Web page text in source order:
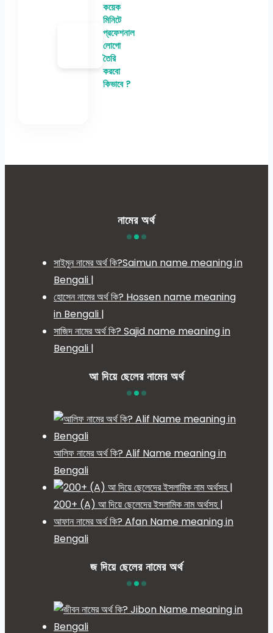
কয়েক
মিনিটে
প্রফেশনাল
লোগো
তৈরি
করবো
কিভাবে ?
নামের অর্থ
সাইমুন নামের অর্থ কি?Saimun name meaning in
Bengali |
হোসেন নামের অর্থ কি? Hossen name meaning
in Bengali |
সাজিদ নামের অর্থ কি? Sajid name meaning in
Bengali |
আ দিয়ে ছেলের নামের অর্থ
আলিফ নামের অর্থ কি? Alif Name meaning in
Bengali
200+ (A) আ দিয়ে ছেলেদের ইসলামিক নাম অর্থসহ |
আফান নামের অর্থ কি? Afan Name meaning in
Bengali
জ দিয়ে ছেলের নামের অর্থ